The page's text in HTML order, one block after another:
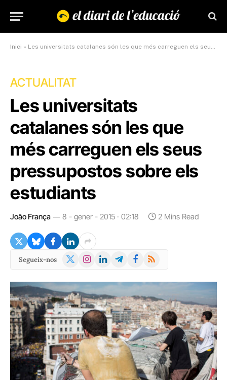
Inici » Les universitats catalanes són les que més carreguen els seus pressupostos sobre els estudiants
ACTUALITAT
Les universitats
catalanes són les que
més carreguen els seus
pressupostos sobre els
estudiants
João França 8 - gener - 2015 · 02:18 2 Mins Read
Segueix-nos
X
Instagram
LinkedInTelegramFacebook
RSS